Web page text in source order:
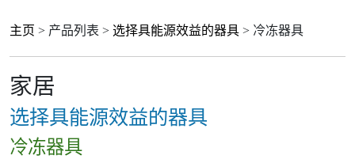
主页 > 产品列表 > 选择具能源效益的器具 > 冷冻器具
家居
选择具能源效益的器具
冷冻器具